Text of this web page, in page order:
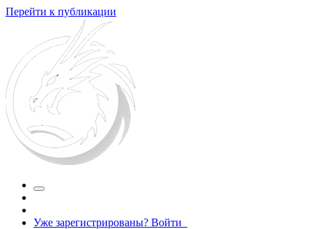
Перейти к публикации
Уже зарегистрированы? Войти